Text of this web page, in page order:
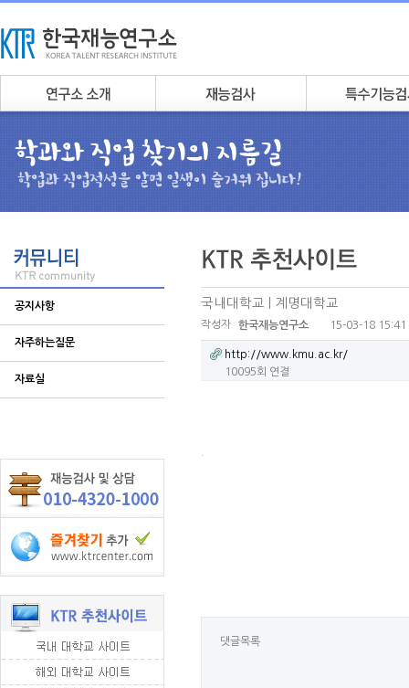
공지사항
자주하는질문
자료실
국내대학교 | 계명대학교
작성자 한국재능연구소 15-03-18 15:41
http://www.kmu.ac.kr/
10095회 연결
댓글목록